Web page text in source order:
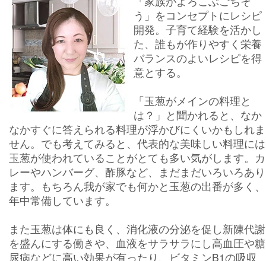
う」をコンセプトにレシピ
開発。子育て経験を活かし
た、誰もが作りやすく栄養
バランスのよいレシピを得
意とする。
「玉葱がメインの料理と
は？」と聞かれると、なか
なかすぐに答えられる料理が浮かびにくいかもしれま
せん。でも考えてみると、代表的な美味しい料理には
玉葱が使われていることがとても多い気がします。カ
レーやハンバーグ、酢豚など、まだまだいろいろあり
ます。もちろん我が家でも何かと玉葱の出番が多く、
年中常備しています。
また玉葱は体にも良く、消化液の分泌を促し新陳代謝
を盛んにする働きや、血液をサラサラにし高血圧や糖
尿病などに高い効果が有ったり、ビタミンB1の吸収